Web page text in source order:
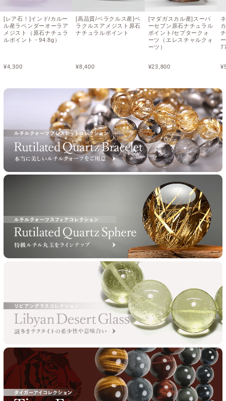
[レア石！]インド/カルー
ル産ラベンダーオーラア
メジスト（原石ナチュラ
ルポイント・94.8g）
¥4,300
[高品質/ベラクルス産]ベ
ラクルスアメジスト原石
ナチュラルポイント
¥8,400
[マダガスカル産]スーパ
ーセブン原石ナチュラル
ポイント/セプタークォ
ーツ（エレスチャルクォ
ーツ）
¥23,800 ¥